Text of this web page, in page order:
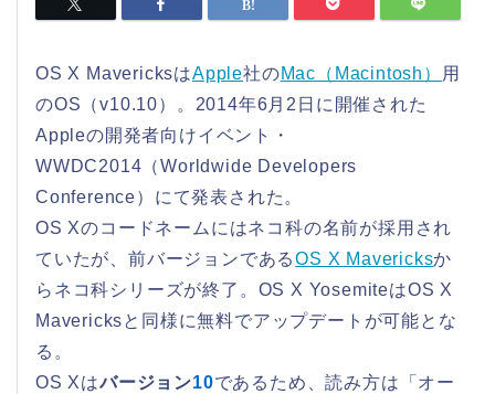
OS X MavericksはApple社のMac（Macintosh）
用
のOS（v10.10）。2014年6月2日に開催された
Appleの開発者向けイベント・
WWDC2014（Worldwide Developers
Conference）にて発表された。
OS Xのコードネームにはネコ科の名前が採用され
ていたが、前バージョンであるOS X Mavericksか
らネコ科シリーズが終了。OS X YosemiteはOS X
Mavericksと同様に無料でアップデートが可能とな
る。
OS Xはバージョン10であるため、読み方は「オー